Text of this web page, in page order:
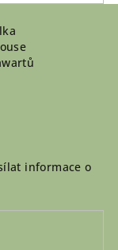
informace o